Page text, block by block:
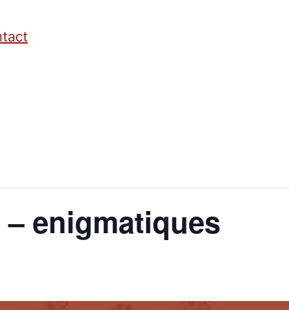
– enigmatiques